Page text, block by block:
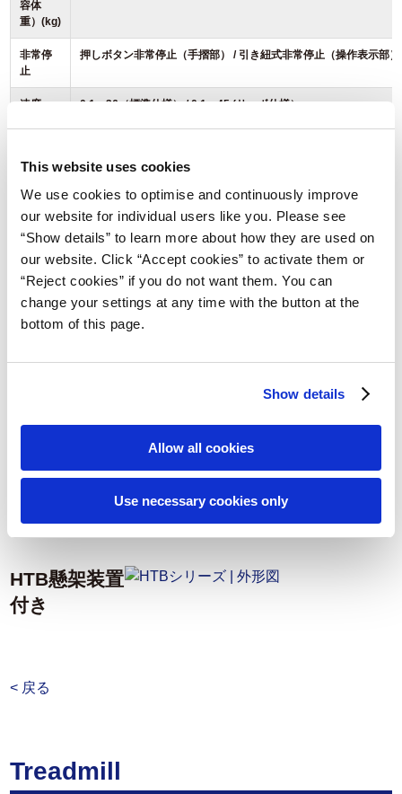
This website uses cookies
We use cookies to optimise and continuously improve
our website for individual users like you. Please see
“Show details” to learn more about how they are used on
our website. Click “Accept cookies” to activate them or
“Reject cookies” if you do not want them. You can
change your settings at any time with the button at the
bottom of this page.
Show details
Allow all cookies
Use necessary cookies only
容体
重）(kg)
非常停
止
押しボタン非常停止（手摺部） / 引き紐式非常停止（操作表示部）
速度
0.1～36（標準仕様） / 0.1～45 (サーボ仕様）
傾斜機能をご希望の場合は見積依頼に記載お願いいたします。
距離、
時間表
示
km、時・分・秒
設置条
件：設
置方法
床据置
井高さ
吊天仕様時：3.0m以上（最大傾斜時 高さ 2821）
外形図
HTB懸架装置
HTB懸架装置
付き
< 戻る
Treadmill